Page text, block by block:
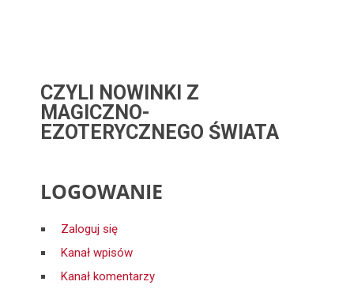
CZYLI NOWINKI Z
MAGICZNO-
EZOTERYCZNEGO ŚWIATA
LOGOWANIE
Zaloguj się
Kanał wpisów
Kanał komentarzy